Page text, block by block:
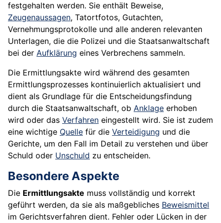
festgehalten werden. Sie enthält Beweise,
Zeugenaussagen, Tatortfotos, Gutachten,
Vernehmungsprotokolle und alle anderen relevanten
Unterlagen, die die Polizei und die Staatsanwaltschaft
bei der Aufklärung eines Verbrechens sammeln.
Die Ermittlungsakte wird während des gesamten
Ermittlungsprozesses kontinuierlich aktualisiert und
dient als Grundlage für die Entscheidungsfindung
durch die Staatsanwaltschaft, ob Anklage erhoben
wird oder das Verfahren eingestellt wird. Sie ist zudem
eine wichtige Quelle für die Verteidigung und die
Gerichte, um den Fall im Detail zu verstehen und über
Schuld oder Unschuld zu entscheiden.
Besondere Aspekte
Die Ermittlungsakte muss vollständig und korrekt
geführt werden, da sie als maßgebliches Beweismittel
im Gerichtsverfahren dient. Fehler oder Lücken in der